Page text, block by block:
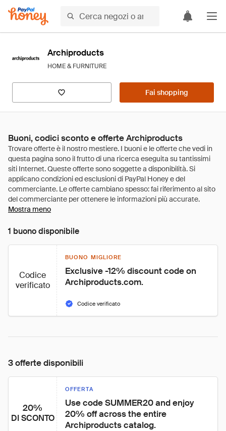
Archiproducts
HOME & FURNITURE
Fai shopping
Buoni, codici sconto e offerte Archiproducts
Mostra meno
1 buono disponibile
Codice
verificato
BUONO MIGLIORE
Exclusive -12% discount code on
Archiproducts.com.
Codice verificato
3 offerte disponibili
20%
DI SCONTO
OFFERTA
Use code SUMMER20 and enjoy
20% off across the entire
Archiproducts catalog.